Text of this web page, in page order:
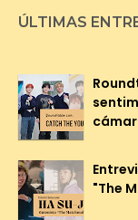
ÚLTIMAS
"The